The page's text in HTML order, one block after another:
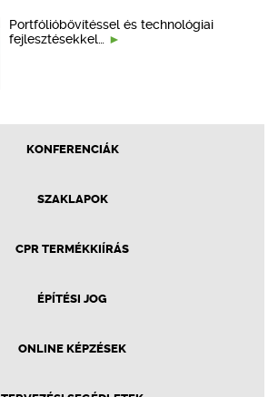
Portfólióbővítéssel és technológiai
fejlesztésekkel…
KONFERENCIÁK
SZAKLAPOK
CPR TERMÉKKIÍRÁS
ÉPÍTÉSI JOG
ONLINE KÉPZÉSEK